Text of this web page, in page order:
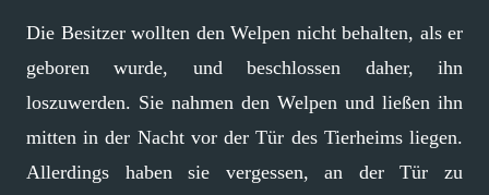
Die Besitzer wollten den Welpen nicht behalten, als er
geboren wurde, und beschlossen daher, ihn
loszuwerden. Sie nahmen den Welpen und ließen ihn
mitten in der Nacht vor der Tür des Tierheims liegen.
Allerdings haben sie vergessen, an der Tür zu